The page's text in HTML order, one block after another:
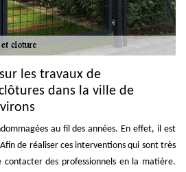
les travaux de
dans la ville de
au fil des années. En effet, il est
de réaliser ces interventions qui sont très
contacter des professionnels en la matière.